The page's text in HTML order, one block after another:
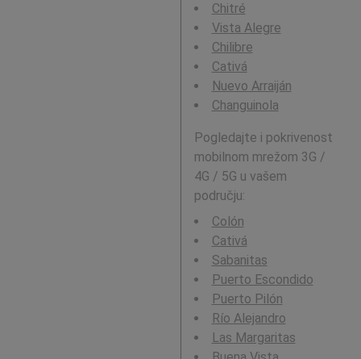
Chitré
Vista Alegre
Chilibre
Cativá
Nuevo Arraiján
Changuinola
Pogledajte i pokrivenost
mobilnom mrežom 3G /
4G / 5G u vašem
području:
Colón
Cativá
Sabanitas
Puerto Escondido
Puerto Pilón
Río Alejandro
Las Margaritas